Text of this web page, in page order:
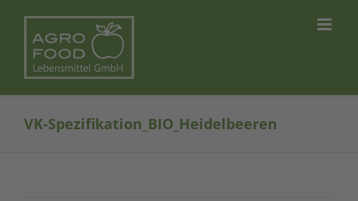
content
VK-Spezifikation_BIO_Heidelbeeren